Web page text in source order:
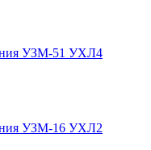
УЗМ-51 УХЛ4
УЗМ-16 УХЛ2